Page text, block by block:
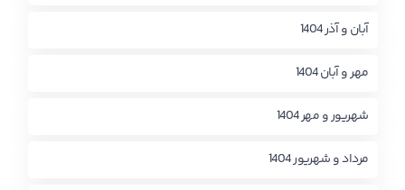
آبان و آذر 1404
مهر و آبان 1404
شهریور و مهر 1404
مرداد و شهریور 1404